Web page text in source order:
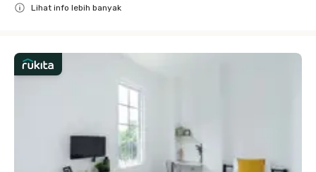
Lihat info lebih banyak